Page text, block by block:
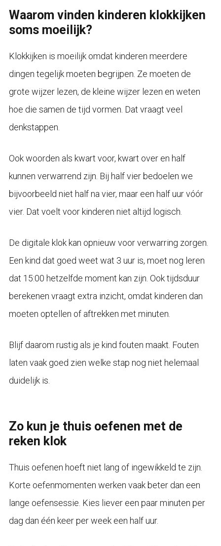
Waarom vinden kinderen klokkijken
soms moeilijk?
Klokkijken is moeilijk omdat kinderen meerdere
dingen tegelijk moeten begrijpen. Ze moeten de
grote wijzer lezen, de kleine wijzer lezen en weten
hoe die samen de tijd vormen. Dat vraagt veel
denkstappen.
Ook woorden als kwart voor, kwart over en half
kunnen verwarrend zijn. Bij half vier bedoelen we
bijvoorbeeld niet half na vier, maar een half uur vóór
vier. Dat voelt voor kinderen niet altijd logisch.
De digitale klok kan opnieuw voor verwarring zorgen.
Een kind dat goed weet wat 3 uur is, moet nog leren
dat 15:00 hetzelfde moment kan zijn. Ook tijdsduur
berekenen vraagt extra inzicht, omdat kinderen dan
moeten optellen of aftrekken met minuten.
Blijf daarom rustig als je kind fouten maakt. Fouten
laten vaak goed zien welke stap nog niet helemaal
duidelijk is.
Zo kun je thuis oefenen met de
reken klok
Thuis oefenen hoeft niet lang of ingewikkeld te zijn.
Korte oefenmomenten werken vaak beter dan een
lange oefensessie. Kies liever een paar minuten per
dag dan één keer per week een half uur.